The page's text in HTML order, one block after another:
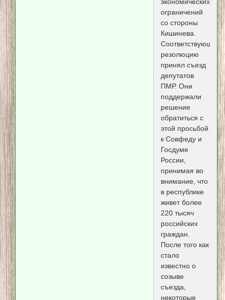
экономических
ограничений
со стороны
Кишинева.
Соответствующую
резолюцию
принял съезд
депутатов
ПМР. Они
поддержали
решение
обратиться с
этой просьбой
к Совфеду и
Госдуме
России,
принимая во
внимание, что
в республике
живет более
220 тысяч
российских
граждан.
После того как
стало
известно о
созыве
съезда,
некоторые